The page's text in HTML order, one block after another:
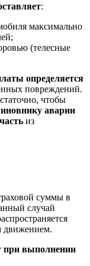
:
максимально
(телесные
определяется
повреждений.
чтобы
аварии
из
суммы в
случай
движением.
при выполнении